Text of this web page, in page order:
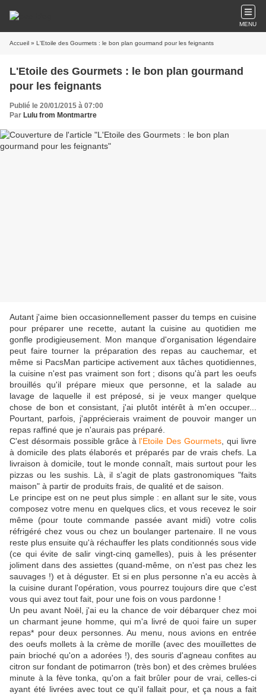
MENU
Accueil » L'Etoile des Gourmets : le bon plan gourmand pour les feignants
L'Etoile des Gourmets : le bon plan gourmand
pour les feignants
Publié le 20/01/2015 à 07:00
Par Lulu from Montmartre
Autant j'aime bien occasionnellement passer du temps en cuisine
pour préparer une recette, autant la cuisine au quotidien me
gonfle prodigieusement. Mon manque d'organisation légendaire
peut faire tourner la préparation des repas au cauchemar, et
même si PacsMan participe activement aux tâches quotidiennes,
la cuisine n'est pas vraiment son fort ; disons qu'à part les oeufs
brouillés qu'il prépare mieux que personne, et la salade au
lavage de laquelle il est préposé, si je veux manger quelque
chose de bon et consistant, j'ai plutôt intérêt à m'en occuper...
Pourtant, parfois, j'apprécierais vraiment de pouvoir manger un
repas raffiné que je n'aurais pas préparé.
C'est désormais possible grâce à l'Etoile Des Gourmets , qui livre
à domicile des plats élaborés et préparés par de vrais chefs. La
livraison à domicile, tout le monde connaît, mais surtout pour les
pizzas ou les sushis. Là, il s'agit de plats gastronomiques "faits
maison" à partir de produits frais, de qualité et de saison.
Le principe est on ne peut plus simple : en allant sur le site, vous
composez votre menu en quelques clics, et vous recevez le soir
même (pour toute commande passée avant midi) votre colis
réfrigéré chez vous ou chez un boulanger partenaire. Il ne vous
reste plus ensuite qu'à réchauffer les plats conditionnés sous vide
(ce qui évite de salir vingt-cinq gamelles), puis à les présenter
joliment dans des assiettes (quand-même, on n'est pas chez les
sauvages !) et à déguster. Et si en plus personne n'a eu accès à
la cuisine durant l'opération, vous pourrez toujours dire que c'est
vous qui avez tout fait, pour une fois on vous pardonne !
Un peu avant Noël, j'ai eu la chance de voir débarquer chez moi
un charmant jeune homme, qui m'a livré de quoi faire un super
repas* pour deux personnes. Au menu, nous avions en entrée
des oeufs mollets à la crème de morille (avec des mouillettes de
pain brioché qu'on a adorées !), des souris d'agneau confites au
citron sur fondant de potimarron (très bon) et des crèmes brulées
minute à la fève tonka, qu'on a fait brûler pour de vrai, celles-ci
ayant été livrées avec tout ce qu'il fallait pour, et ça nous a fait